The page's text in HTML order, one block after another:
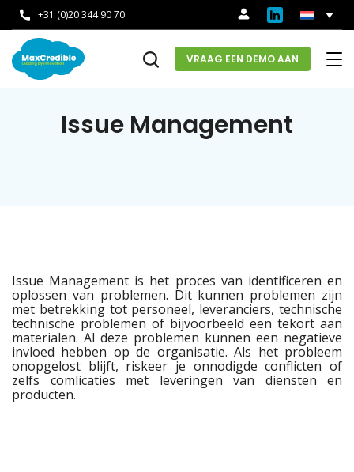
+31 (0)20 344 90 70
VRAAG EEN DEMO AAN
Issue Management
Issue Management is het proces van identificeren en
oplossen van problemen. Dit kunnen problemen zijn
met betrekking tot personeel, leveranciers, technische
technische problemen of bijvoorbeeld een tekort aan
materialen. Al deze problemen kunnen een negatieve
invloed hebben op de organisatie. Als het probleem
onopgelost blijft, riskeer je onnodigde conflicten of
zelfs comlicaties met leveringen van diensten en
producten.